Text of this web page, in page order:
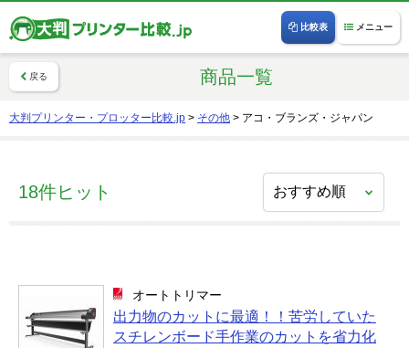
メニュー
比較表
戻る 商品一覧
大判プリンター・プロッター比較.jp > その他 > アコ・ブランズ・ジャパン
18件ヒット
オートトリマー
出⼒物のカットに最適！！苦労していた
スチレンボード手作業のカットを省力化